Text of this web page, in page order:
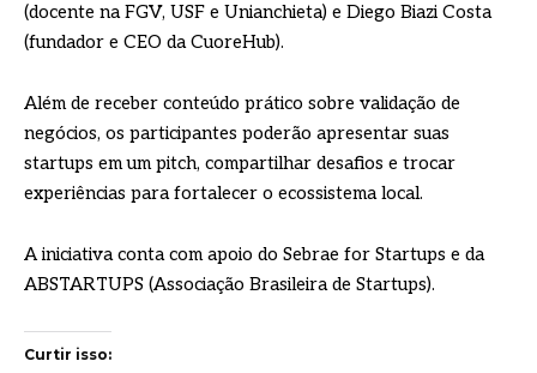
(docente na FGV, USF e Unianchieta) e Diego Biazi Costa
(fundador e CEO da CuoreHub).
Além de receber conteúdo prático sobre validação de
negócios, os participantes poderão apresentar suas
startups em um pitch, compartilhar desafios e trocar
experiências para fortalecer o ecossistema local.
A iniciativa conta com apoio do Sebrae for Startups e da
ABSTARTUPS (Associação Brasileira de Startups).
Curtir isso: